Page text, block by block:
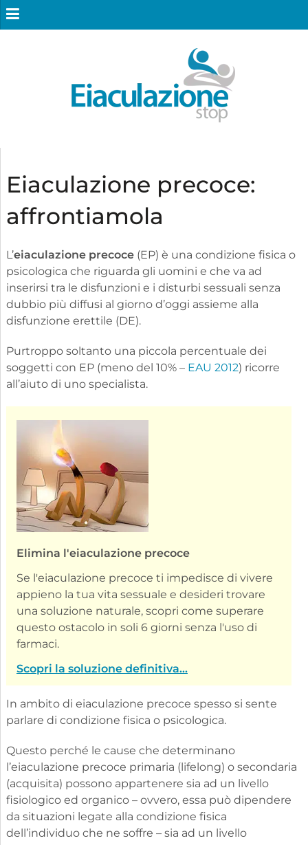
Eiaculazione precoce:
affrontiamola
L’eiaculazione precoce(EP) è una condizione fisica o
psicologica che riguarda gli uomini e che va ad
inserirsi tra le disfunzioni e i disturbi sessuali senza
dubbio più diffusi al giorno d’oggi assieme alla
disfunzione erettile (DE).
Purtroppo soltanto una piccola percentuale dei
soggetti con EP (meno del 10% – EAU 2012) ricorre
all’aiuto di uno specialista.
Elimina l'eiaculazione precoce
Se l'eiaculazione precoce ti impedisce di vivere
appieno la tua vita sessuale e desideri trovare
una soluzione naturale, scopri come superare
questo ostacolo in soli 6 giorni senza l'uso di
farmaci.
Scopri la soluzione definitiva...
In ambito di eiaculazione precoce spesso si sente
parlare di condizione fisica o psicologica.
Questo perché le cause che determinano
l’eiaculazione precoce primaria (lifelong) o secondaria
(acquisita) possono appartenere sia ad un livello
fisiologico ed organico – ovvero, essa può dipendere
da situazioni legate alla condizione fisica
dell’individuo che ne soffre – sia ad un livello